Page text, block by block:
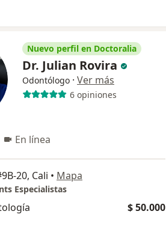
Nuevo perfil en Doctoralia
Dr. Julian Rovira
Odontólogo · Ver más
6 opiniones
En línea
20, Cali • Mapa
Especialistas
$ 50.000